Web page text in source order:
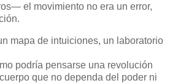
el movimiento no era un error,
mapa de intuiciones, un laboratorio
podría pensarse una revolución
que no dependa del poder ni